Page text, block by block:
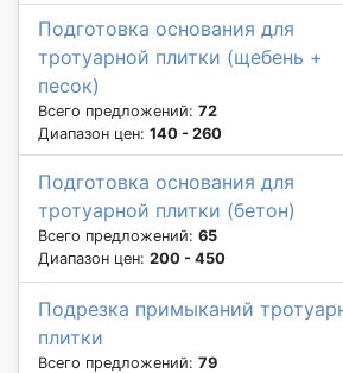
Подготовка основания для
тротуарной плитки (щебень +
песок)
Всего предложений: 72
Диапазон цен: 140 - 260
Подготовка основания для
тротуарной плитки (бетон)
Всего предложений: 65
Диапазон цен: 200 - 450
Подрезка примыканий
плитки
Всего предложений: 79